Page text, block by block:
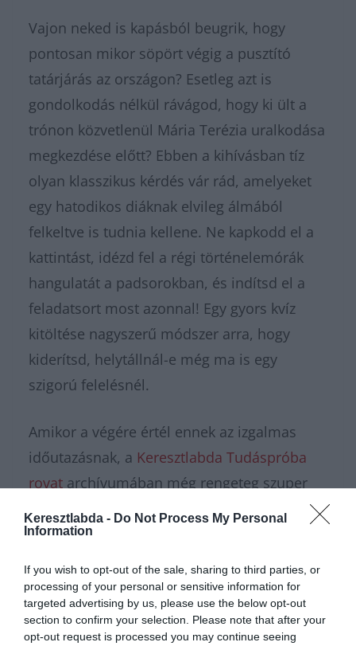
Keresztlabda - Do Not Process My Personal
Information
If you wish to opt-out of the sale, sharing to third parties, or
processing of your personal or sensitive information for
targeted advertising by us, please use the below opt-out
section to confirm your selection. Please note that after your
opt-out request is processed you may continue seeing
Vajon neked is kapásból beugrik, hogy
pontosan mikor söpört végig a pusztító
tatárjárás az országon? Esetleg azt is
gondolkodás nélkül rávágod, hogy ki ült a
trónon közvetlenül Mária Terézia uralkodása
megkezdése előtt? Ebben a kihívásban tíz
olyan klasszikus kérdés vár rád, amelyeket
egy hatodikos diáknak elvileg álmából
felkeltve is tudnia kellene. Ne kapkodd el a
kattintást, idézd fel a régi történelemórák
hangulatát a padsorokban, és indítsd el a
feladatsort most azonnal! Egy gyors kvíz
kitöltése nagyszerű módszer arra, hogy
kiderítsd, helytállnál-e még ma is egy
szigorú felelésnél.
Amikor a végére értél ennek az izgalmas
időutazásnak, a Keresztlabda Tudáspróba
rovat archívumában még rengeteg szuper
kvíz vár rád. Ne tartsd magadban az elért
eredményt, csatlakozz a
legnehezebb évszámokat a többiekkel! Az
intenzív agytorna után pedig a Keresztlabda
YouTube csatornaszórakoztató videóival